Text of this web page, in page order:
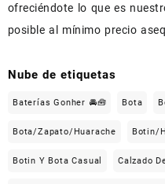
ofreciéndote lo que es
posible al mínimo precio
Nube de etiquetas
Baterías Gonher 🚘🧰 Bota
Bota/Zapato/Huarache Botin/
Botin Y Bota Casual Calzado